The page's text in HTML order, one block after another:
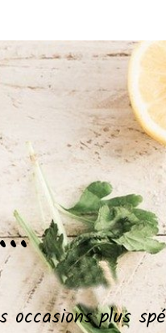
plus